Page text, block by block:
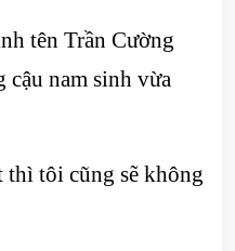
tên Trần Cường
cậu nam sinh vừa
thì tôi cũng sẽ không